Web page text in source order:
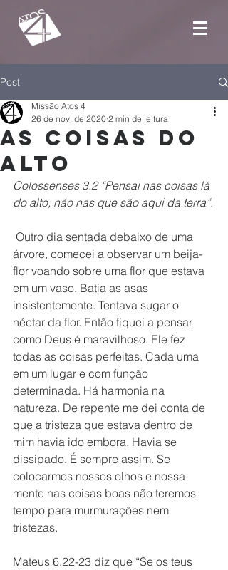
Post
As coisas do
alto
Missão Atos 4
26 de nov. de 2020 2 min de leitura
Colossenses 3.2 “Pensai nas coisas lá
do alto, não nas que são aqui da terra”.
árvore, comecei a observar um beija-
flor voando sobre uma flor que estava
em um vaso. Batia as asas
insistentemente. Tentava sugar o
néctar da flor. Então fiquei a pensar
como Deus é maravilhoso. Ele fez
todas as coisas perfeitas. Cada uma
em um lugar e com função
determinada. Há harmonia na
natureza. De repente me dei conta de
que a tristeza que estava dentro de
mim havia ido embora. Havia se
dissipado. É sempre assim. Se
colocarmos nossos olhos e nossa
mente nas coisas boas não teremos
tempo para murmurações nem
tristezas.
Mateus 6.22-23 diz que “Se os teus